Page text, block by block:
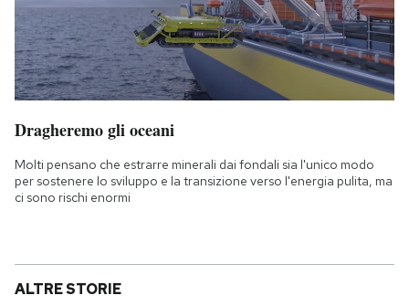
Dragheremo gli oceani
Molti pensano che estrarre minerali dai fondali sia l'unico modo
per sostenere lo sviluppo e la transizione verso l'energia pulita, ma
ci sono rischi enormi
ALTRE STORIE